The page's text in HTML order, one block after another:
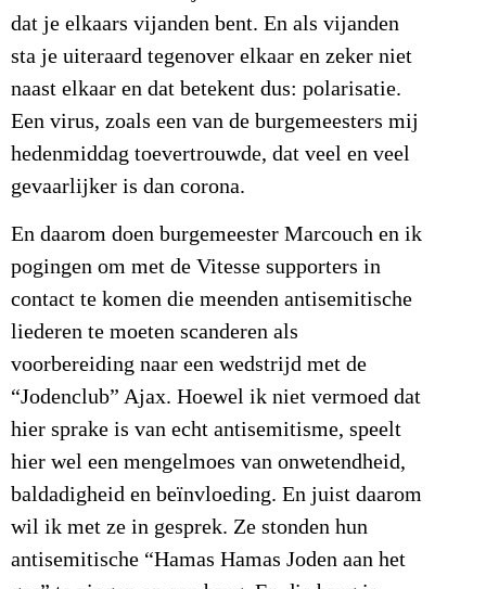
dat je elkaars vijanden bent. En als vijanden
sta je uiteraard tegenover elkaar en zeker niet
naast elkaar en dat betekent dus: polarisatie.
Een virus, zoals een van de burgemeesters mij
hedenmiddag toevertrouwde, dat veel en veel
gevaarlijker is dan corona.
En daarom doen burgemeester Marcouch en ik
pogingen om met de Vitesse supporters in
contact te komen die meenden antisemitische
liederen te moeten scanderen als
voorbereiding naar een wedstrijd met de
“Jodenclub” Ajax. Hoewel ik niet vermoed dat
hier sprake is van echt antisemitisme, speelt
hier wel een mengelmoes van onwetendheid,
baldadigheid en beïnvloeding. En juist daarom
wil ik met ze in gesprek. Ze stonden hun
antisemitische “Hamas Hamas Joden aan het